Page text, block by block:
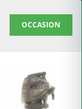
OCCASION